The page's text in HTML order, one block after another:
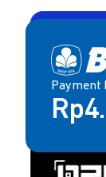
Payment
Payment